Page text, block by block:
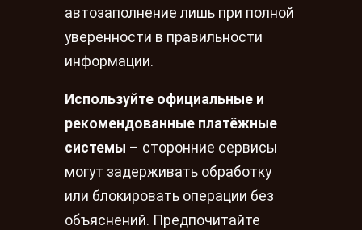
автозаполнение лишь при полной
уверенности в правильности
информации.
Используйте официальные и
рекомендованные платёжные
системы – сторонние сервисы
могут задерживать обработку
или блокировать операции без
объяснений. Предпочитайте